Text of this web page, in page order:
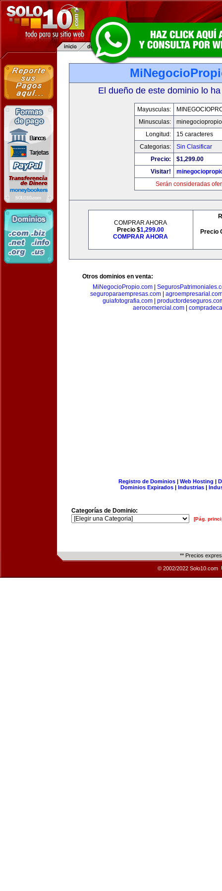
El dueño de este dominio lo
Mayusculas:
Minusculas:
Longitud:
15 caracteres
Categorias:
Sin Clasificar
Precio:
$1,299.00
Visitar!
Serán consideradas
COMPRAR AHORA
Precio $1,299.00
COMPRAR AHORA
Precio
Otros dominios en venta:
MiNegocioPropio.com|
seguroparaempresas.com
guiafotografia.com
aerocomercial.com|
Registro de Dominios| Web Hosting |
Dominios Expirados | Industrias |
Categorías de Dominio:
[Pág.
** Precios
© 2002/2022 Solo10.com